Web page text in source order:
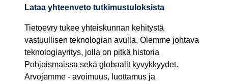
Lataa yhteenveto tutkimustuloksista
Tietoevry tukee yhteiskunnan kehitystä
vastuullisen teknologian avulla. Olemme johtava
teknologiayritys, jolla on pitkä historia
Pohjoismaissa sekä globaalit kyvykkyydet.
Arvojemme - avoimuus, luottamus ja